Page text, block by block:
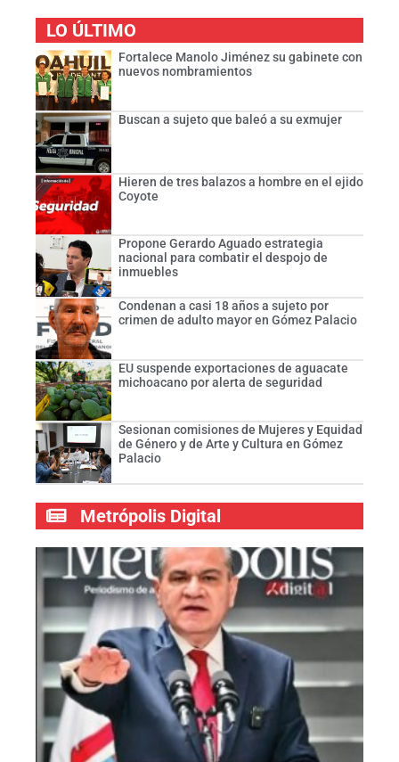
LO ÚLTIMO
Fortalece Manolo Jiménez su gabinete con
nuevos nombramientos
Buscan a sujeto que baleó a su exmujer
Hieren de tres balazos a hombre en el ejido
Coyote
Propone Gerardo Aguado estrategia
nacional para combatir el despojo de
inmuebles
Condenan a casi 18 años a sujeto por
crimen de adulto mayor en Gómez Palacio
EU suspende exportaciones de aguacate
michoacano por alerta de seguridad
Sesionan comisiones de Mujeres y Equidad
de Género y de Arte y Cultura en Gómez
Palacio
Metrópolis Digital